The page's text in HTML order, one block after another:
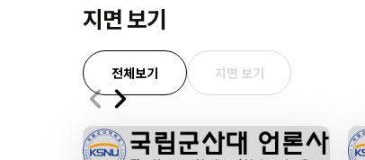
지면 보기
전체보기 지면 보기